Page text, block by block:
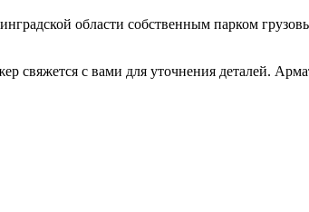
области собственным парком
свяжется с вами для уточнения деталей.